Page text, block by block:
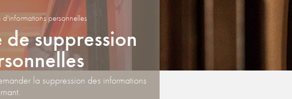
personnelles
suppression
la suppression des informations